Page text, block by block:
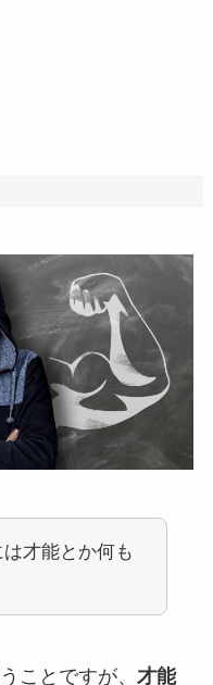
才能とか何も
ことですが、 才能